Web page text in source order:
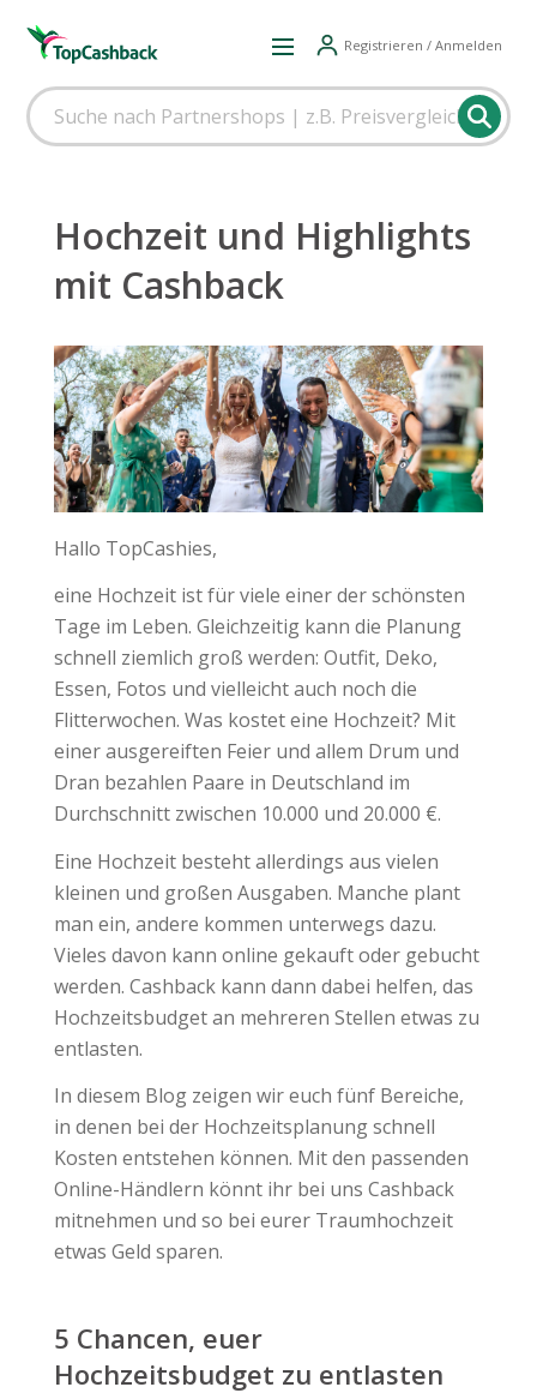
Registrieren / Anmelden
Hochzeit und Highlights
mit Cashback
Hallo TopCashies,
eine Hochzeit ist für viele einer der schönsten
Tage im Leben. Gleichzeitig kann die Planung
schnell ziemlich groß werden: Outfit, Deko,
Essen, Fotos und vielleicht auch noch die
Flitterwochen. Was kostet eine Hochzeit? Mit
einer ausgereiften Feier und allem Drum und
Dran bezahlen Paare in Deutschland im
Durchschnitt zwischen 10.000 und 20.000 €.
Eine Hochzeit besteht allerdings aus vielen
kleinen und großen Ausgaben. Manche plant
man ein, andere kommen unterwegs dazu.
Vieles davon kann online gekauft oder gebucht
werden. Cashback kann dann dabei helfen, das
Hochzeitsbudget an mehreren Stellen etwas zu
entlasten.
In diesem Blog zeigen wir euch fünf Bereiche,
in denen bei der Hochzeitsplanung schnell
Kosten entstehen können. Mit den passenden
Online-Händlern könnt ihr bei uns Cashback
mitnehmen und so bei eurer Traumhochzeit
etwas Geld sparen.
5 Chancen, euer
Hochzeitsbudget zu entlasten